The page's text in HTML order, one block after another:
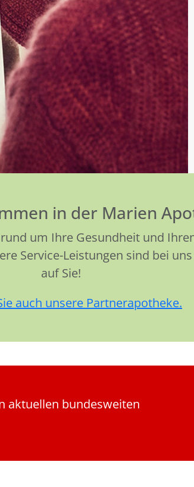
in der Marien
um Ihre Gesundheit und
Service-Leistungen sind bei
auf Sie!
auch unsere Partnerapotheke.
aktuellen bundesweiten